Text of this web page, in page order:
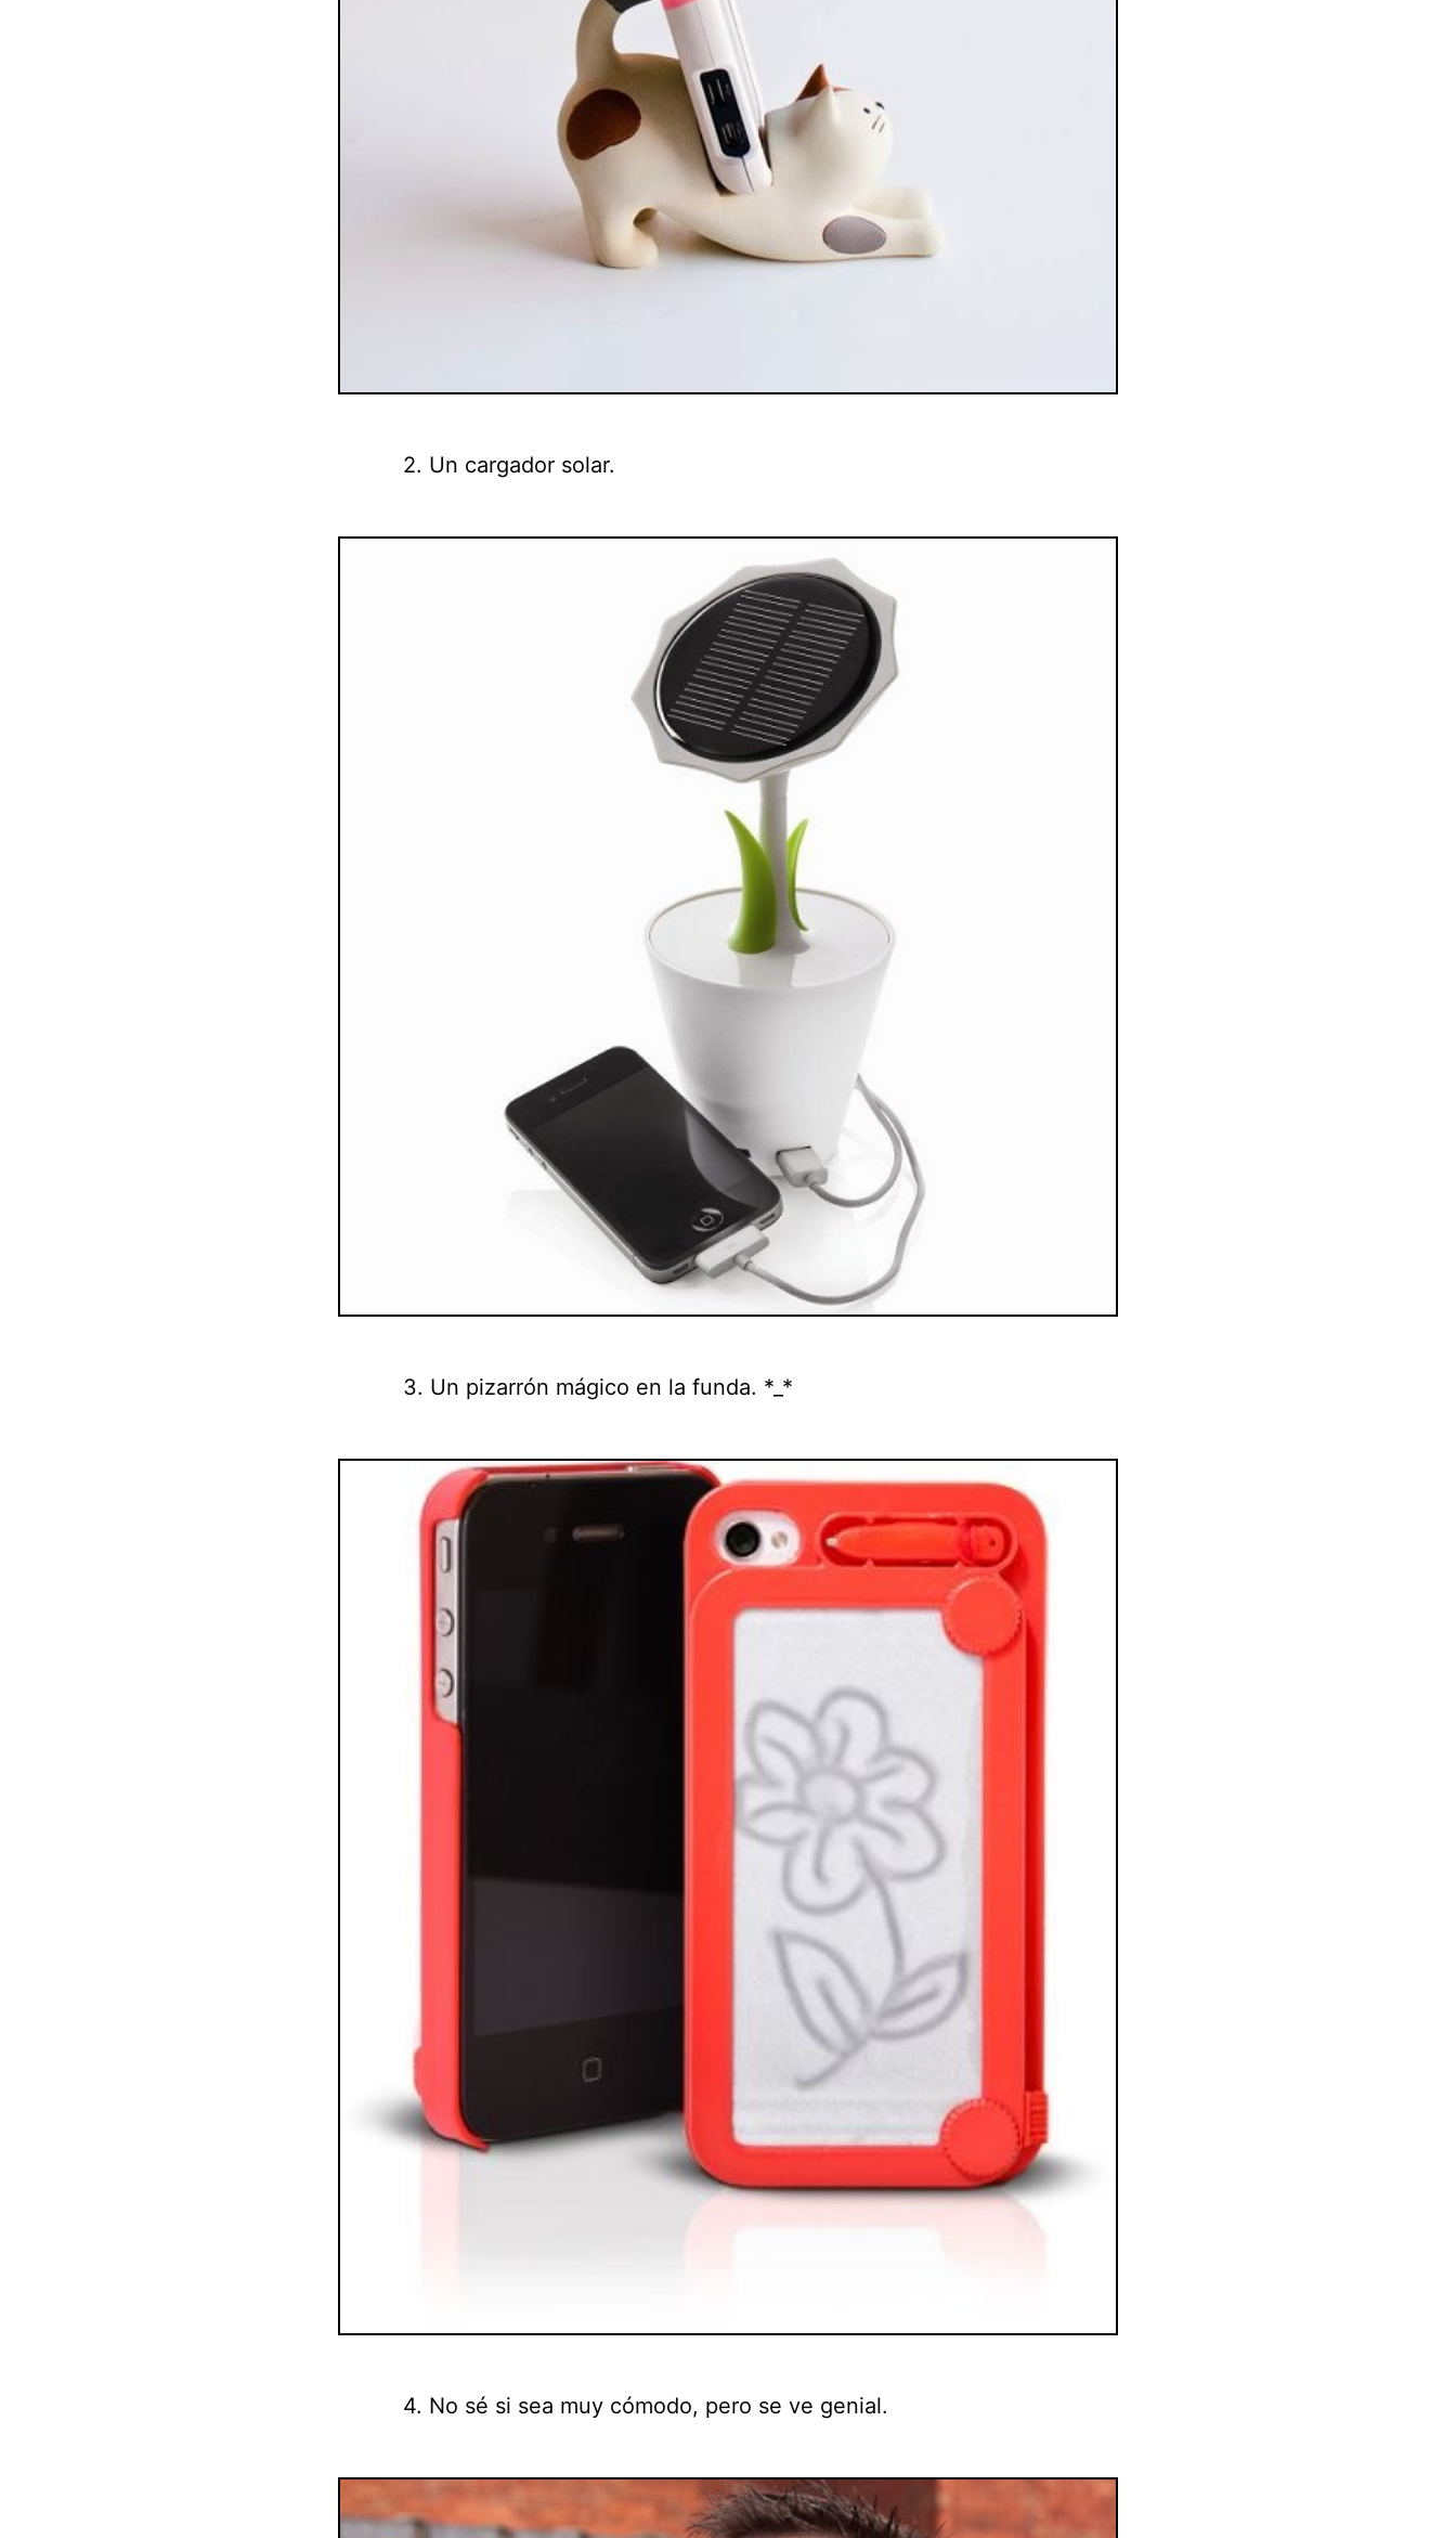
2. Un cargador solar.
3. Un pizarrón mágico en la funda. *_*
4. No sé si sea muy cómodo, pero se ve genial.